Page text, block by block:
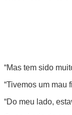
“Mas tem sido
“Tivemos um mau
“Do meu lado,